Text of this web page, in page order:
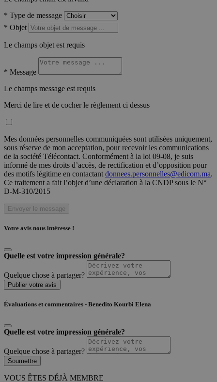
* Type de message
* Objet
Le champs objet est requis
* Message
Le champs message est requis
Merci de lire et de cocher le règlement ci dessus
Mes données personnelles communiquées sont utilisées uniquement,
sous réserve de mon acceptation, pour recevoir les communications
de la société Télécontact. Conformément à la loi 09-08, je suis
informé de mes droits d’accès, de rectification et d’opposition pour
des motifs légitime en contactant donnees.personnelles@edicom.ma.
Ce traitement a fait l’objet d’une déclaration à la CNDP sous le N°
D-M-310/2015
Envoyer le message
Votre avis nous intéresse !
Quelle est votre impression générale?
Quelque chose à partager?
Publier votre avis
Évaluations et commentaires - Benedito Kourbi Elena
Quelle est votre impression générale?
Quelque chose à partager?
Soumettre
VOUS ÊTES DÉJÀ MEMBRE